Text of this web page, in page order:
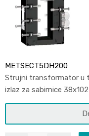
METSECT5DH200
Strujni transformator u
izlaz za sabirnice 38x102